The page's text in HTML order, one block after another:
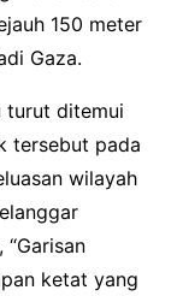
150 meter
Gaza.
turut ditemui
tersebut pada
wilayah
ketat yang